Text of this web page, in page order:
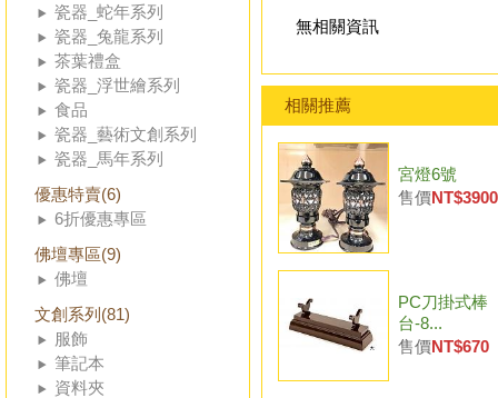
瓷器_蛇年系列
瓷器_兔龍系列
茶葉禮盒
瓷器_浮世繪系列
食品
瓷器_藝術文創系列
瓷器_馬年系列
優惠特賣(6)
6折優惠專區
佛壇專區(9)
佛壇
文創系列(81)
服飾
筆記本
資料夾
無相關資訊
相關推薦
宮燈6號
售價NT$3900
PC刀掛式棒
台-8...
售價NT$670